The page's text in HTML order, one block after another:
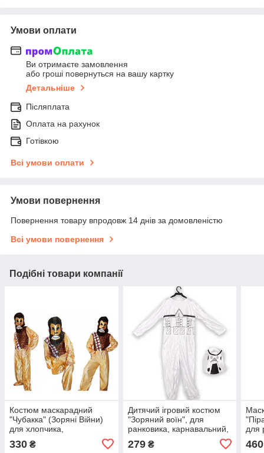
Умови оплати
Ви отримаєте замовлення
або гроші повернуться на вашу картку
Детальніше
Післяплата
Оплата на рахунок
Готівкою
Всі умови оплати
Умови повернення
Повернення товару впродовж 14 днів за домовленістю
Всі умови повернення
Подібні товари компанії
Костюм маскарадний
"Чубакка" (Зоряні Війни)
для хлопчика,
для ранковика
330 ₴
Дитячий ігровий костюм
"Зоряний воїн", для
ранковика, карнавальний,
маскарадний, серія Зоряні
Війни
279₴
для
460